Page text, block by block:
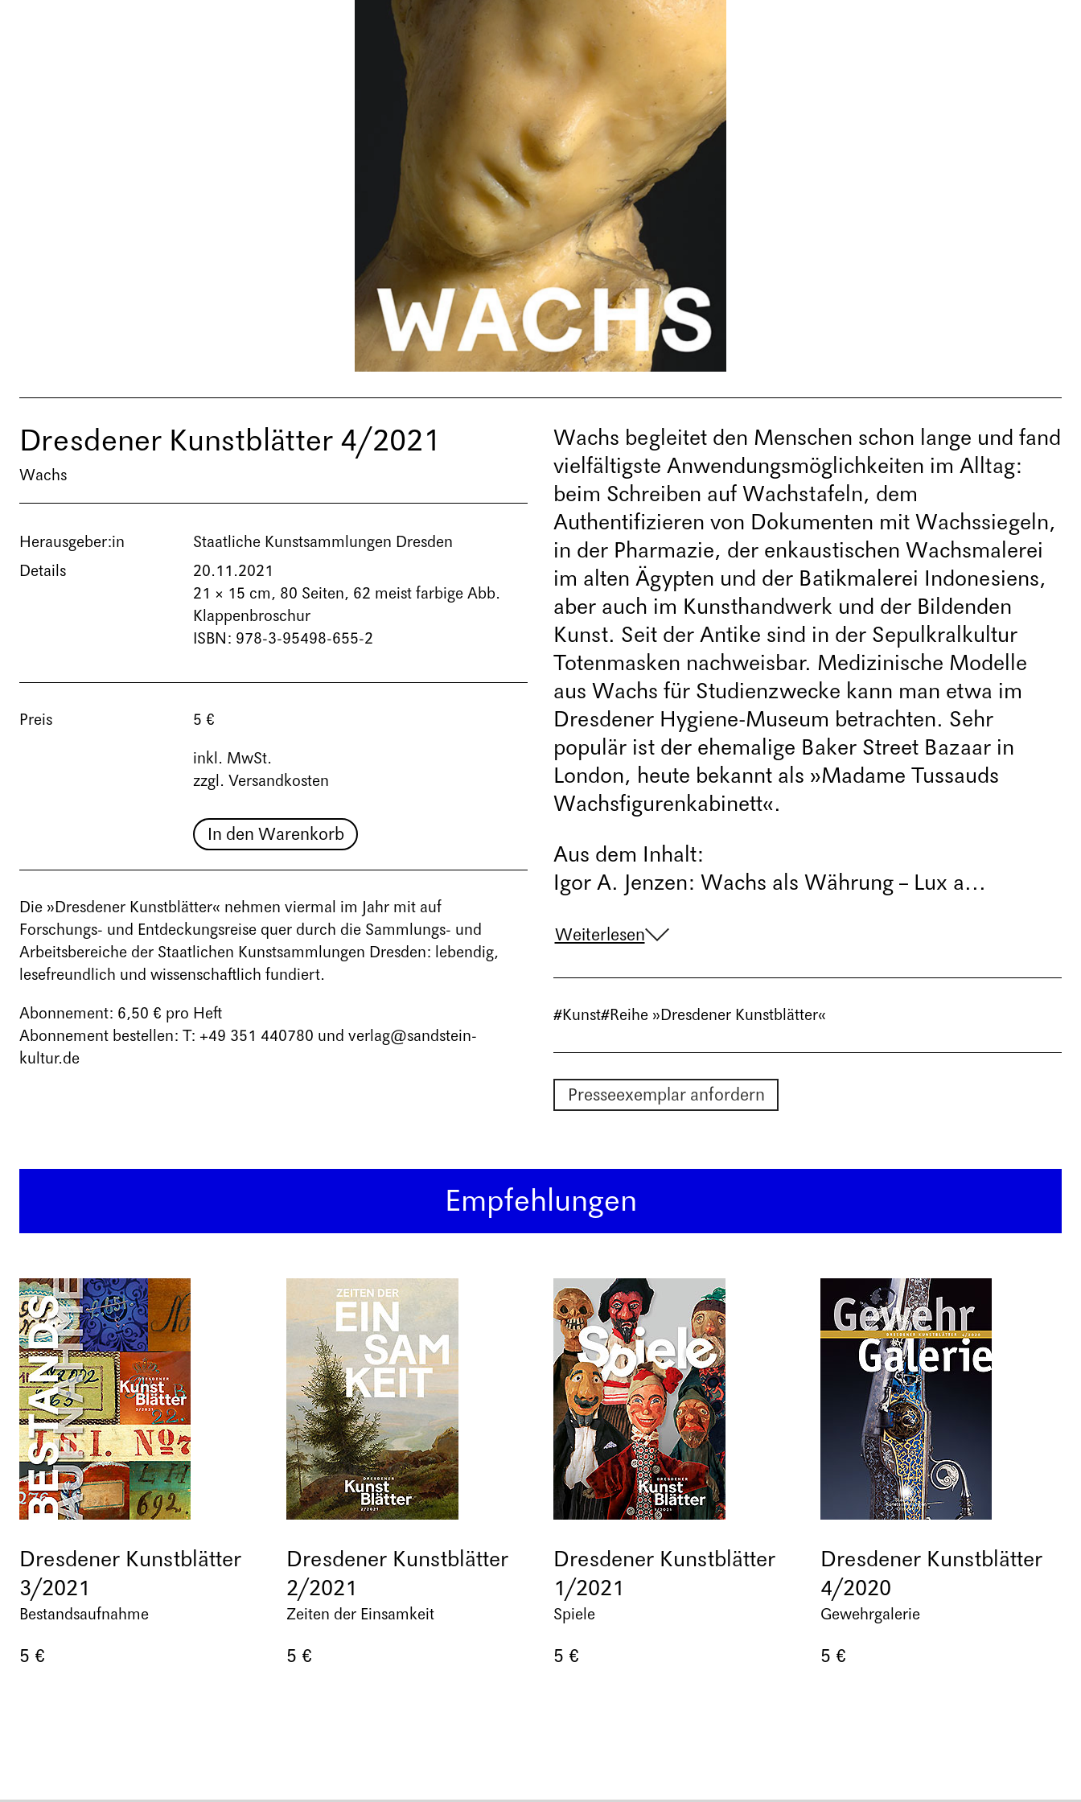
Dresdener Kunstblätter 4/2021
Wachs
Herausgeber:in
Staatliche Kunstsammlungen Dresden
Details
20.11.2021
21 × 15 cm, 80 Seiten, 62 meist farbige Abb.
Klappenbroschur
ISBN: 978-3-95498-655-2
Preis 5 €
inkl. MwSt.
zzgl. Versandkosten
In den Warenkorb
Die »Dresdener Kunstblätter« nehmen viermal im Jahr mit auf
Forschungs- und Entdeckungsreise quer durch die Sammlungs- und
Arbeitsbereiche der Staatlichen Kunstsammlungen Dresden: lebendig,
lesefreundlich und wissenschaftlich fundiert.
Abonnement: 6,50 € pro Heft
Abonnement bestellen: T: +49 351 440780 und verlag@sandstein-
kultur.de
Wachs begleitet den Menschen schon lange und fand
vielfältigste Anwendungsmöglichkeiten im Alltag:
beim Schreiben auf Wachstafeln, dem
Authentifizieren von Dokumenten mit Wachssiegeln,
in der Pharmazie, der enkaustischen Wachsmalerei
im alten Ägypten und der Batikmalerei Indonesiens,
aber auch im Kunsthandwerk und der Bildenden
Kunst. Seit der Antike sind in der Sepulkralkultur
Totenmasken nachweisbar. Medizinische Modelle
aus Wachs für Studienzwecke kann man etwa im
Dresdener Hygiene-Museum betrachten. Sehr
populär ist der ehemalige Baker Street Bazaar in
London, heute bekannt als »Madame Tussauds
Wachsfigurenkabinett«.
Aus dem Inhalt:
Igor A. Jenzen: Wachs als Währung – Lux a...
Weiterlesen
#Kunst#Reihe »Dresdener Kunstblätter«
Presseexemplar anfordern
Empfehlungen
Dresdener Kunstblätter
3/2021
Bestandsaufnahme
5 €
Dresdener Kunstblätter
2/2021
Zeiten der Einsamkeit
5 €
Dresdener Kunstblätter
1/2021
Spiele
5 €
Dresdener Kunstblätter
4/2020
Gewehrgalerie
5 €